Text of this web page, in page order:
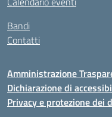
Bandi
Contatti
Amministrazione
Dichiarazione di
Privacy e protezione dei